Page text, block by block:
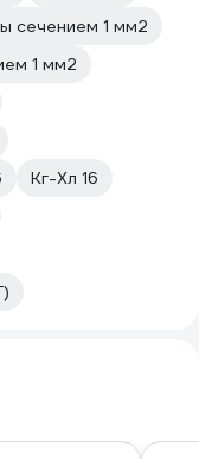
сечением 1 мм2
1 мм2
Кг-Хл 16